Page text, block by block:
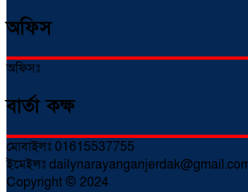
অফিস
অফিসঃ
বার্তা কক্ষ
মোবাইলঃ 01615537755
ইমেইলঃ
Copyright © 2024